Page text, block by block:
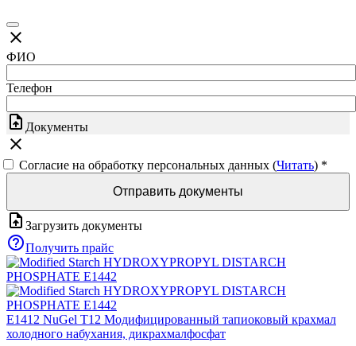
close
ФИО
Телефон
upload_file Документы
close
Согласие на обработку персональных данных (Читать) *
Отправить документы
upload_file Загрузить документы
help_outlineПолучить прайс
E1412 NuGel T12 Модифицированный тапиоковый крахмал
холодного набухания, дикрахмалфосфат